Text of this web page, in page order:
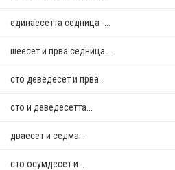
единаесетта седница -...
шеесет и прва седница...
сто деведесет и прва...
сто и деведесетта...
дваесет и седма...
сто осумдесет и...